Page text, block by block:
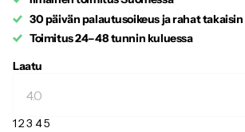
30 päivän palautusoikeus ja rahat
Toimitus 24–48 tunnin kuluessa
Laatu
123 45